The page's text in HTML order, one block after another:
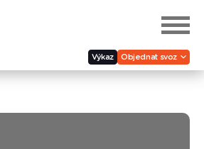
Výkaz Objednat svoz